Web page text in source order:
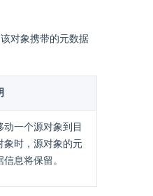
对象携带的元数据
动一个源对象到目
象时，源对象的元
信息将保留。